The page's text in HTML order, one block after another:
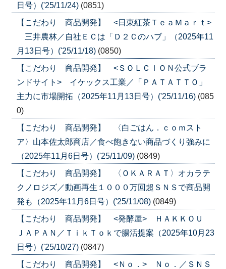
日号）('25/11/24) (0851)
【こだわり 商品開発】 <日東紅茶ＴｅａＭａｒｔ>
三井農林／自社ＥＣは「Ｄ２Ｃのハブ」（2025年11
月13日号）('25/11/18) (0850)
【こだわり 商品開発】 <ＳＯＬＣＩＯＮ公式ブラ
ンドサイト> イケックス工業／「ＰＡＴＡＴＴＯ」
主力に市場開拓（2025年11月13日号）('25/11/16) (085
0)
【こだわり 商品開発】 〈白ごはん．ｃｏｍスト
ア〉山本佐太郎商店／食べ飽きない商品づくり強みに
（2025年11月6日号）('25/11/09) (0849)
【こだわり 商品開発】 〈ＯＫＡＲＡＴ〉オカラテ
クノロジズ／動画再生１０００万回超ＳＮＳで商品開
発も（2025年11月6日号）('25/11/08) (0849)
【こだわり 商品開発】 <発酵屋> ＨＡＫＫＯＵ
ＪＡＰＡＮ／ＴｉｋＴｏｋで腸活提案（2025年10月23
日号）('25/10/27) (0847)
【こだわり 商品開発】 <Ｎｏ．> Ｎｏ．／ＳＮＳ